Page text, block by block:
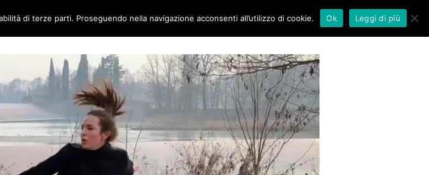
METABOX
di terze parti. Proseguendo nella navigazione acconsenti all’utilizzo di cookie. Ok Leggi di più